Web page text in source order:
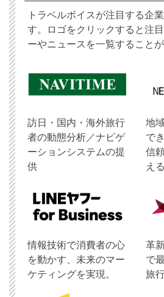
トラベルボイスが注目する企
す。ロゴをクリックすると注
ーやニュースを一覧することが
訪日・国内・海外旅行
者の動態分析／ナビゲ
ーションシステムの提
供
地
で
信
える
情報技術で消費者の心
を動かす、未来のマー
ケティングを実現。
革
で
旅